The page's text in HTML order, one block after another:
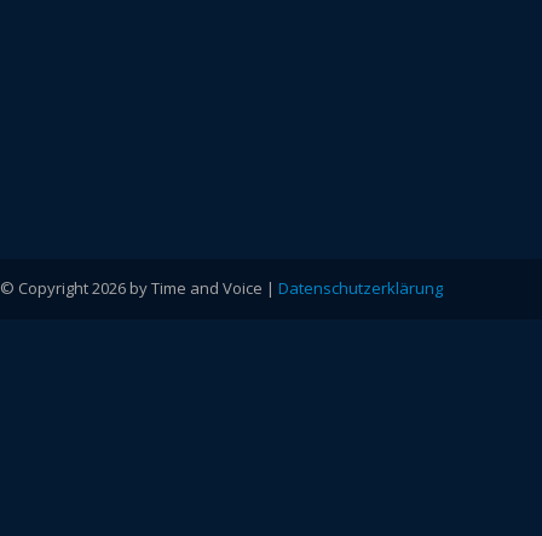
© Copyright 2026 by Time and Voice | Datenschutzerklärung